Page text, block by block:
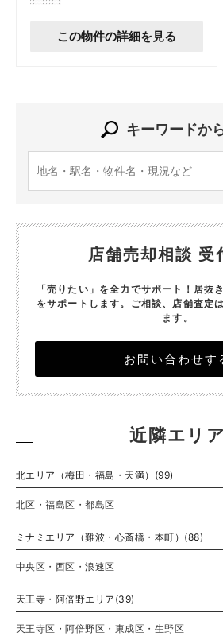
この物件の詳細を見る
キーワードか
店舗売却相談 受
「売りたい」を全力でサポート！居抜
をサポートします。 ご相談、店舗査定
ます。
お問い合わせす
近隣エリア
北エリア（梅田・福島・天満）(99)
北区・福島区・都島区
ミナミエリア（難波・心斎橋・本町）(88)
中央区・西区・浪速区
天王寺・阿倍野エリア(39)
天王寺区・阿倍野区・東成区・生野区